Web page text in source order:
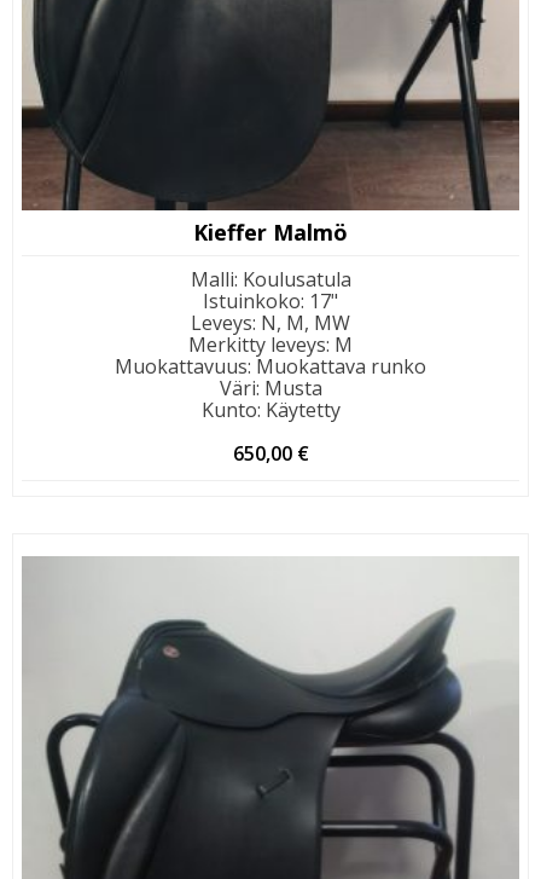
Kieffer Malmö
Malli: Koulusatula
Istuinkoko: 17"
Leveys: N, M, MW
Merkitty leveys: M
Muokattavuus: Muokattava runko
Väri: Musta
Kunto: Käytetty
650,00 €